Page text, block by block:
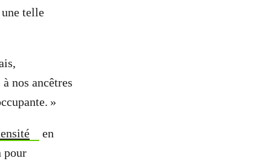
telle
nos ancêtres
»
en
pour